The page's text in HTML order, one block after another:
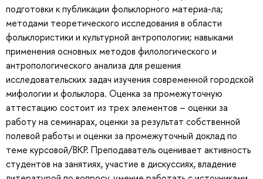
подготовки к публикации фольклорного материа-ла;
методами теоретического исследования в области
фольклористики и культурной антропологии; навыками
применения основных методов филологического и
антропологического анализа для решения
исследовательских задач изучения современной городской
мифологии и фольклора. Оценка за промежуточную
аттестацию состоит из трех элементов – оценки за
работу на семинарах, оценки за результат собственной
полевой работы и оценки за промежуточный доклад по
теме курсовой/ВКР. Преподаватель оценивает активность
студентов на занятиях, участие в дискуссиях, владение